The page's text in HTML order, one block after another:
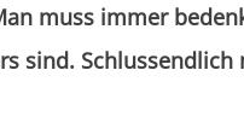
muss immer
sind. Schlussendlich